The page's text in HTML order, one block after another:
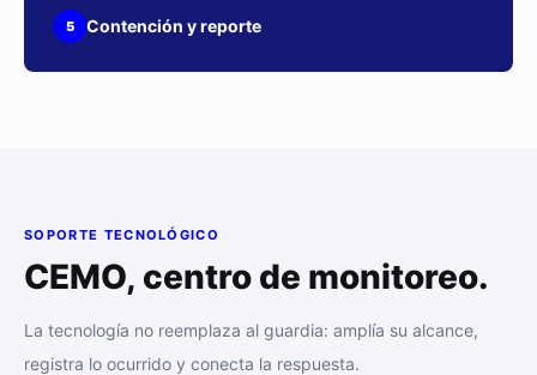
5 Contención y reporte
SOPORTE TECNOLÓGICO
CEMO, centro de monitoreo.
La tecnología no reemplaza al guardia: amplía su alcance,
registra lo ocurrido y conecta la respuesta.